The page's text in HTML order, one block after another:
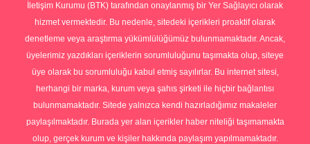
İletişim Kurumu (BTK) tarafından onaylanmış bir Yer Sağlayıcı olarak
hizmet vermektedir. Bu nedenle, sitedeki içerikleri proaktif olarak
denetleme veya araştırma yükümlülüğümüz bulunmamaktadır. Ancak,
üyelerimiz yazdıkları içeriklerin sorumluluğunu taşımakta olup, siteye
üye olarak bu sorumluluğu kabul etmiş sayılırlar. Bu internet sitesi,
herhangi bir marka, kurum veya şahıs şirketi ile hiçbir bağlantısı
bulunmamaktadır. Sitede yalnızca kendi hazırladığımız makaleler
paylaşılmaktadır. Burada yer alan içerikler haber niteliği taşımamakta
olup, gerçek kurum ve kişiler hakkında paylaşım yapılmamaktadır.